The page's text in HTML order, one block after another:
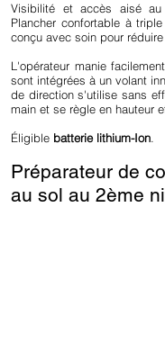
Visibilité et accès aisé
Plancher confortable à
conçu avec soin pour
L'opérateur manie
sont intégrées à un volant
de direction s'utilise sans
main et se règle en hauteur
Éligible batterie lithium-Ion.
Préparateur de
au sol au 2ème